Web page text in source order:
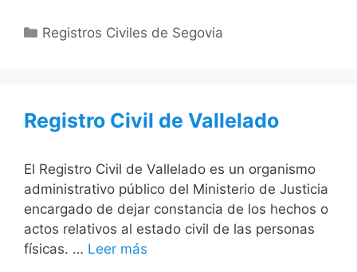
Categorías
Registros Civiles de Segovia
Registro Civil de Vallelado
El Registro Civil de Vallelado es un organismo
administrativo público del Ministerio de Justicia
encargado de dejar constancia de los hechos o
actos relativos al estado civil de las personas
físicas. … Leer más